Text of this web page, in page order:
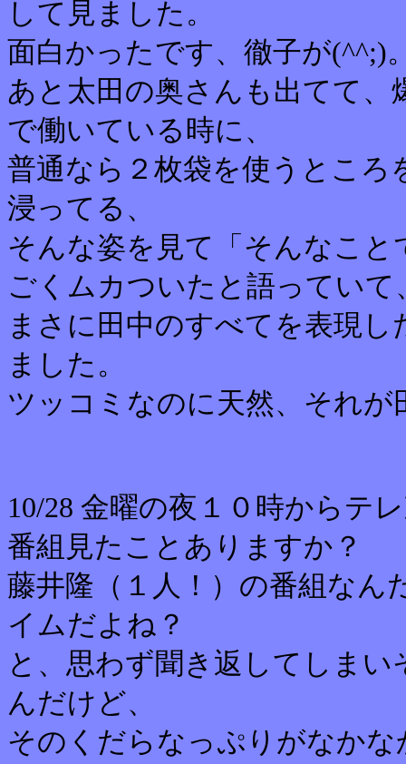
して見ました。
面白かったです、徹子が(^^;)
あと太田の奥さんも出てて
で働いている時に、
普通なら２枚袋を使うとこ
浸ってる、
そんな姿を見て「そんなこ
ごくムカついたと語っていて
まさに田中のすべてを表現
ました。
ツッコミなのに天然、それが
10/28 金曜の夜１０時からテ
番組見たことありますか？
藤井隆（１人！）の番組なん
イムだよね？
と、思わず聞き返してしま
んだけど、
そのくだらなっぷりがなかな